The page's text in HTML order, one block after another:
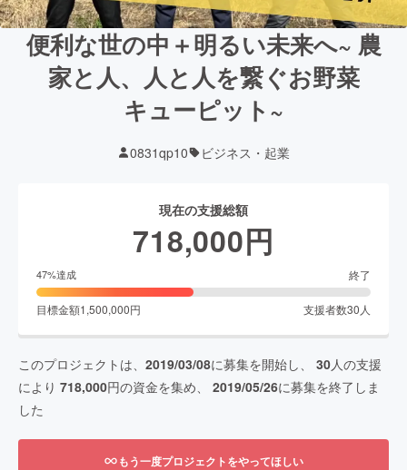
便利な世の中＋明るい未来へ~ 農
家と人、人と人を繋ぐお野菜
キューピット~
0831qp10 ビジネス・起業
現在の支援総額
718,000円
47%達成 終了
目標金額1,500,000円 支援者数30 人
このプロジェクトは、 2019/03/08に募集を開始し、 30人の支援
により 718,000円の資金を集め、 2019/05/26に募集を終了しま
した
もう一度プロジェクトをやってほしい